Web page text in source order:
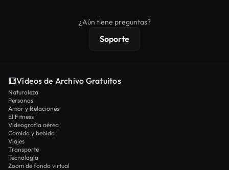
protecciones de licencia extendidas.
¿Aún tiene preguntas?
Soporte
Vídeos de Archivo Gratuitos
Naturaleza
Personas
Amor y Relaciones
El Fitness
Videografía aérea
Comida y bebida
Viajes
Transporte
Tecnología
Zoom de fondo virtual